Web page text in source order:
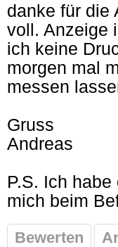
danke für die
voll. Anzeige
ich keine
morgen mal
messen
Gruss
Andreas
P.S. Ich
mich beim
Bewerten